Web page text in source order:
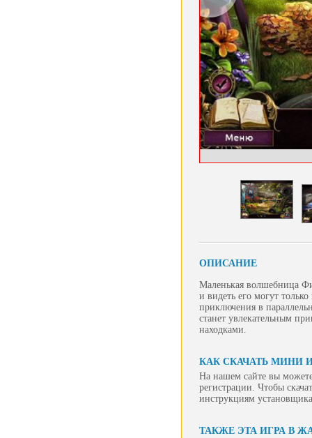
ОПИСАНИЕ
Маленькая волшебница
и видеть его могут
приключения в
станет увлекательным
находками.
КАК СКАЧАТЬ МИНИ
На нашем сайте вы
регистрации. Чтобы
инструкциям
ТАКЖЕ ЭТА ИГРА В